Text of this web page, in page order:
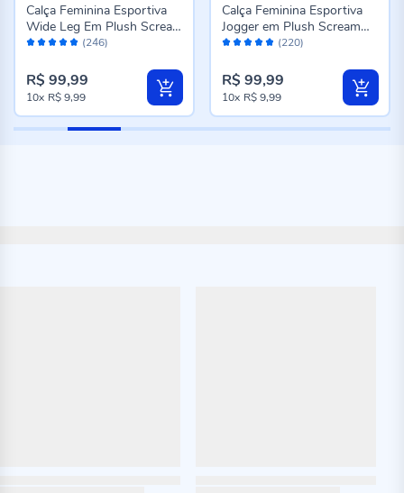
Avaliação: (246)
Calça Feminina Esportiva
Wide Leg Em Plush Scream
Marrom
R$ 99,99
10x R$ 9,99
Avaliação: (220)
Calça Feminina Esportiva
Jogger em Plush Scream
Preto
R$ 99,99
10x R$ 9,99